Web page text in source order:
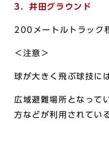
3．井田グラウンド
200メートルトラック
＜注意＞
球が大きく飛ぶ球技に
広域避難場所となって
方などが利用されてい